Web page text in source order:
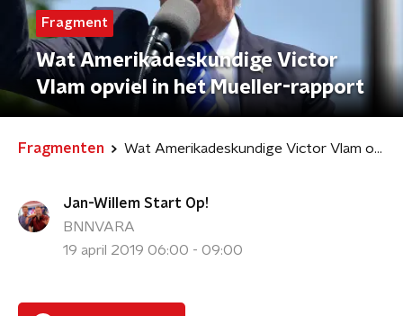
Fragment
Wat Amerikadeskundige Victor
Vlam opviel in het Mueller-rapport
Fragmenten Wat Amerikadeskundige Victor Vlam opviel in het Mueller-rapport
Jan-Willem Start Op!
BNNVARA
19 april 2019 06:00 - 09:00